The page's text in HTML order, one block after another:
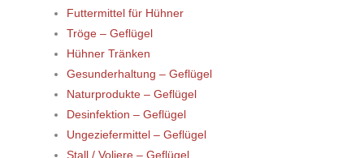
Futtermittel für Hühner
Tröge – Geflügel
Hühner Tränken
Gesunderhaltung – Geflügel
Naturprodukte – Geflügel
Desinfektion – Geflügel
Ungeziefermittel – Geflügel
Stall / Voliere – Geflügel